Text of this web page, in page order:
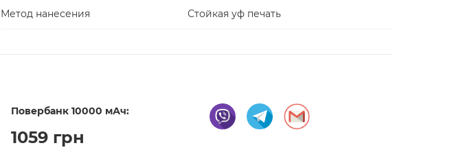
Метод нанесения Стойкая уф печать
Повербанк 10000 мАч:
1059 грн